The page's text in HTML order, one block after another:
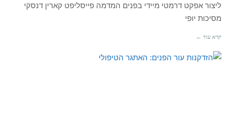
ליצור אפקט דרמטי מיידי בפנים המדמה פייסליפט קארין דנסקי
מסיכות יופי
קרא עוד ←